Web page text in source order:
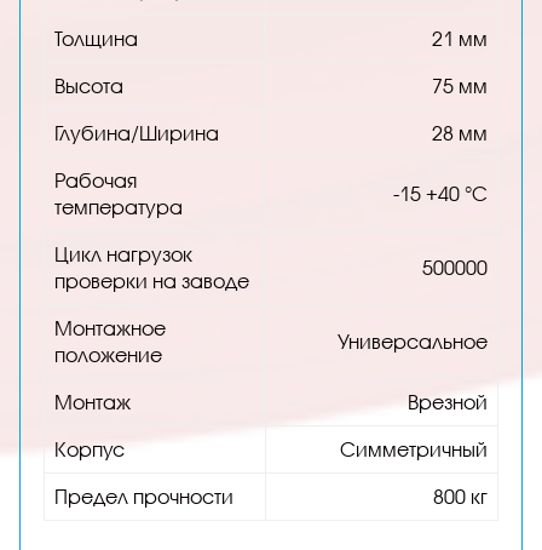
Толщина 21 мм
Высота 75 мм
Глубина/Ширина 28 мм
Рабочая
температура
-15 +40 °С
Цикл нагрузок
проверки на заводе
500000
Монтажное
положение
Универсальное
Монтаж Врезной
Корпус Симметричный
Предел прочности 800 кг